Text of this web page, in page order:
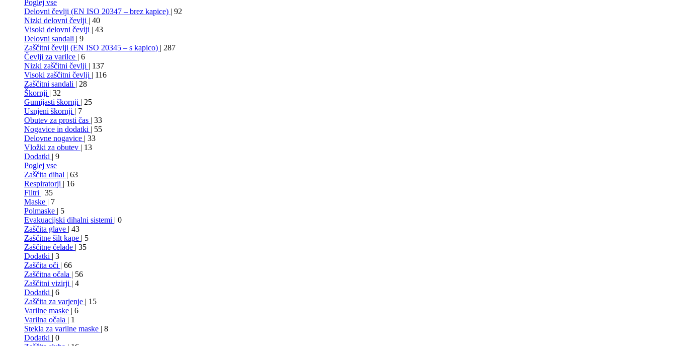
Poglej vse
Delovni čevlji (EN ISO 20347 – brez kapice) | 92
Nizki delovni čevlji | 40
Visoki delovni čevlji | 43
Delovni sandali | 9
Zaščitni čevlji (EN ISO 20345 – s kapico) | 287
Čevlji za varilce | 6
Nizki zaščitni čevlji | 137
Visoki zaščitni čevlji | 116
Zaščitni sandali | 28
Škornji | 32
Gumijasti škornji | 25
Usnjeni škornji | 7
Obutev za prosti čas | 33
Nogavice in dodatki | 55
Delovne nogavice | 33
Vložki za obutev | 13
Dodatki | 9
Poglej vse
Zaščita dihal | 63
Respiratorji | 16
Filtri | 35
Maske | 7
Polmaske | 5
Evakuacijski dihalni sistemi | 0
Zaščita glave | 43
Zaščitne šilt kape | 5
Zaščitne čelade | 35
Dodatki | 3
Zaščita oči | 66
Zaščitna očala | 56
Zaščitni vizirji | 4
Dodatki | 6
Zaščita za varjenje | 15
Varilne maske | 6
Varilna očala | 1
Stekla za varilne maske | 8
Dodatki | 0